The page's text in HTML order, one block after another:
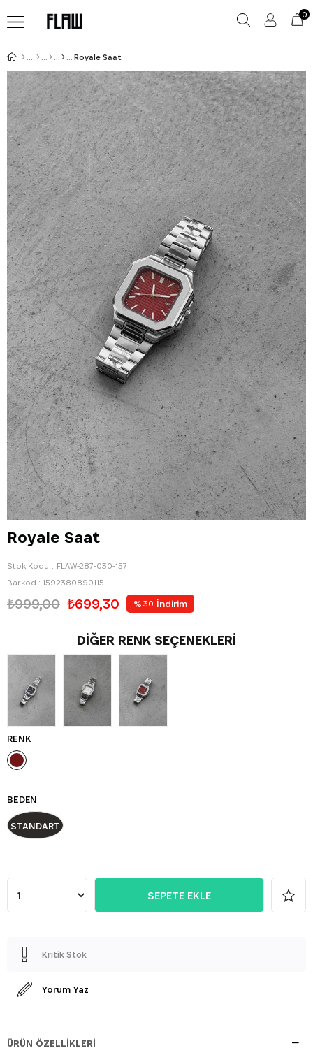
0
Royale Saat
Royale Saat
Stok Kodu
FLAW-287-030-157
Barkod : 1592380890115
₺999,00 ₺699,30 % 30 İndirim
DIĞER RENK SEÇENEKLERI
RENK
BEDEN
STANDART
Kritik Stok
Yorum Yaz
ÜRÜN ÖZELLIKLERI